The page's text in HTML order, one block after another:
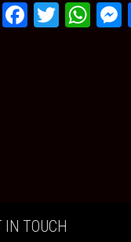
IN TOUCH